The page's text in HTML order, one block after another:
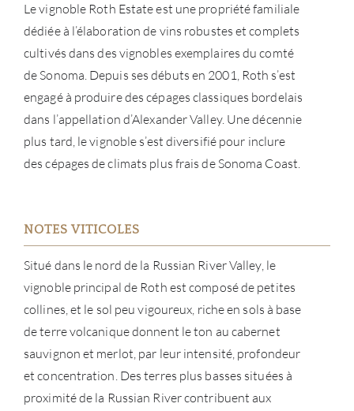
Le vignoble Roth Estate est une propriété familiale
dédiée à l’élaboration de vins robustes et complets
cultivés dans des vignobles exemplaires du comté
de Sonoma. Depuis ses débuts en 2001, Roth s’est
engagé à produire des cépages classiques bordelais
dans l’appellation d’Alexander Valley. Une décennie
plus tard, le vignoble s’est diversifié pour inclure
des cépages de climats plus frais de Sonoma Coast.
NOTES VITICOLES
Situé dans le nord de la Russian River Valley, le
vignoble principal de Roth est composé de petites
collines, et le sol peu vigoureux, riche en sols à base
de terre volcanique donnent le ton au cabernet
sauvignon et merlot, par leur intensité, profondeur
et concentration. Des terres plus basses situées à
proximité de la Russian River contribuent aux